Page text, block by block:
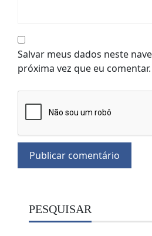
Salvar meus dados neste
próxima vez que eu comentar.
PESQUISAR